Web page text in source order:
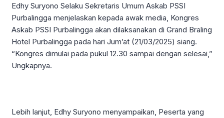
Edhy Suryono Selaku Sekretaris Umum Askab PSSI
Purbalingga menjelaskan kepada awak media, Kongres
Askab PSSI Purbalingga akan dilaksanakan di Grand Braling
Hotel Purbalingga pada hari Jum’at (21/03/2025) siang.
“Kongres dimulai pada pukul 12.30 sampai dengan selesai,”
Ungkapnya.
Lebih lanjut, Edhy Suryono menyampaikan, Peserta yang